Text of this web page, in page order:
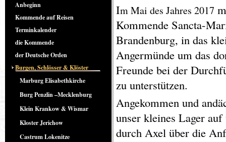
Anbeginn
Kommende auf Reisen
Terminkalender
die Kommende
der Deutsche Orden
Burgen, Schlösser & Klöster
Marburg Elisabethkirche
Burg Penzlin –Mecklenburg
Klein Krankow & Wismar
Kloster Jerichow
Castrum Lokenitze
Im Mai des Jahres 2017
Kommende Sancta-
Brandenburg, in das
Angermünde um das
Freunde bei der
zu unterstützen.
Angekommen und
unser kleines Lager
durch Axel über die